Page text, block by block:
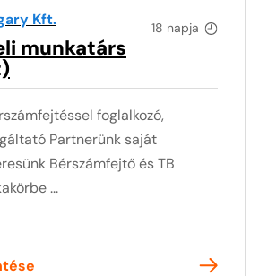
18 napja
Kft.
munkatárs
foglalkozó,
Partnerünk saját
Bérszámfejtő és TB
...